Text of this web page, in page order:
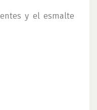
y el esmalte